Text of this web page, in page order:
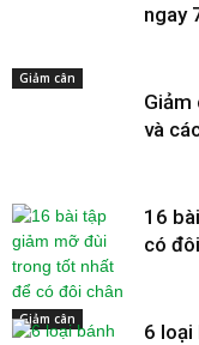
ngay
Giảm cân
Giảm
và
Giảm cân
16
có
6 loại